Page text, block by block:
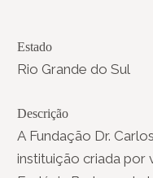
Estado
Rio Grande do Sul
Descrição
A Fundação Dr.
instituição criada por